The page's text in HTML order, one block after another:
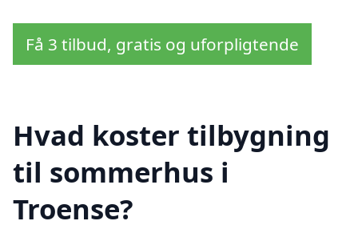
Få 3 tilbud, gratis og uforpligtende
Hvad koster tilbygning
til sommerhus i
Troense?